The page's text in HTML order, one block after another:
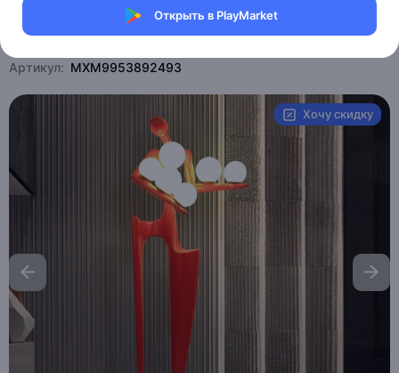
Открыть в PlayMarket
Магазин Weller Store
Артикул: MXM9953892493
Хочу скидку